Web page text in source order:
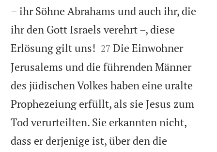
– ihr Söhne Abrahams und auch ihr, die
ihr den Gott Israels verehrt –, diese
Erlösung gilt uns! 

27 Die Einwohner
Jerusalems und die führenden Männer
des jüdischen Volkes haben eine uralte
Prophezeiung erfüllt, als sie Jesus zum
Tod verurteilten. Sie erkannten nicht,
dass er derjenige ist, über den die